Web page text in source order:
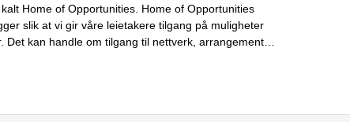
Home of Opportunities. Home of Opportunities
slik at vi gir våre leietakere tilgang på muligheter
Det kan handle om tilgang til nettverk, arrangementer,